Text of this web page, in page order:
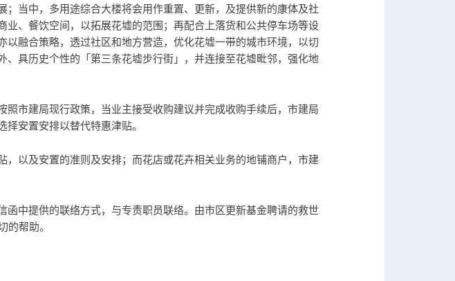
当中，多用途综合大楼将会用作重置、更新，及提供新的康体及社
、餐饮空间，以拓展花墟的范围；再配合上落货和公共停车场等设
融合策略，透过社区和地方营造，优化花墟一带的城市环境，以切
具历史个性的「第三条花墟步行街」，并连接至花墟毗邻，强化地
市建局现行政策，当业主接受收购建议并完成收购手续后，市建局
安置安排以替代特惠津贴。
以及安置的准则及安排；而花店或花卉相关业务的地铺商户，市建
中提供的联络方式，与专责职员联络。由市区更新基金聘请的救世
帮助。